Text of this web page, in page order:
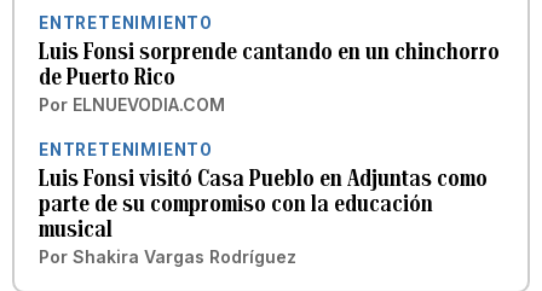
ENTRETENIMIENTO
Luis Fonsi sorprende cantando en un chinchorro
de Puerto Rico
Por ELNUEVODIA.COM
ENTRETENIMIENTO
Luis Fonsi visitó Casa Pueblo en Adjuntas como
parte de su compromiso con la educación
musical
Por Shakira Vargas Rodríguez